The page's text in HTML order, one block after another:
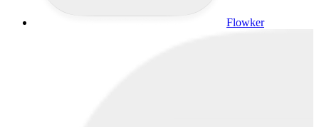
Flowker